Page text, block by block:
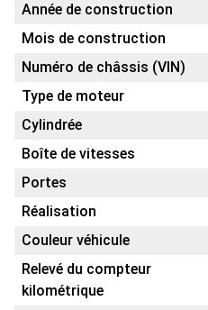
Année de construction
Mois de construction
Numéro de châssis (VIN)
Type de moteur
Cylindrée
Boîte de vitesses
Portes
Réalisation
Couleur véhicule
Relevé du compteur
kilométrique